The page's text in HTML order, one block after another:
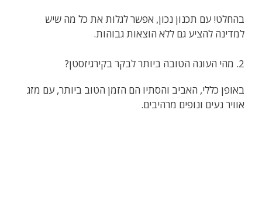
בהחלט! עם תכנון נכון, אפשר לגלות את כל מה שיש
למדינה להציע גם ללא הוצאות גבוהות.
2. מהי העונה הטובה ביותר לבקר בקירגיזסטן?
באופן כללי, האביב והסתיו הם הזמן הטוב ביותר, עם מזג
אוויר נעים ונופים מרהיבים.